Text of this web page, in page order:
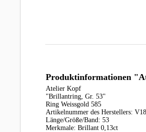
Produktinformationen
Atelier Kopf
"Brillantring, Gr. 53"
Ring Weissgold 585
Artikelnummer des Herstellers:
Länge/Größe/Band: 53
Merkmale: Brillant 0,13ct